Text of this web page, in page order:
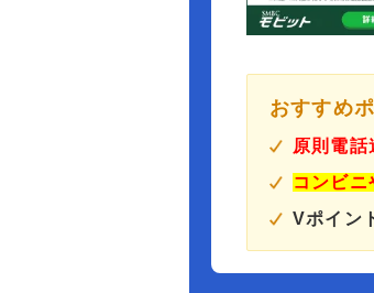
おすすめ
原則電
コンビニ
Vポイン